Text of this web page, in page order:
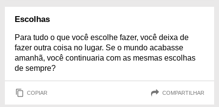
Escolhas
Para tudo o que você escolhe fazer, você deixa de
fazer outra coisa no lugar. Se o mundo acabasse
amanhã, você continuaria com as mesmas escolhas
de sempre?
COPIAR COMPARTILHAR